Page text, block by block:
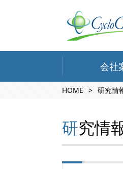
会社
HOME 研究情
研究情